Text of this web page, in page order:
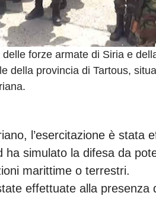
forze armate di Siria e
della provincia di Tartous,
l’esercitazione è stata
simulato la difesa da
marittime o terrestri.
effettuate alla presenza